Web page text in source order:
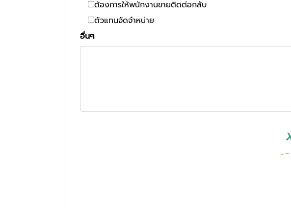
ต้องการให้พนักงานขายติดต่อกลับ
ตัวแทนจัดจำหน่าย
อื่นๆ